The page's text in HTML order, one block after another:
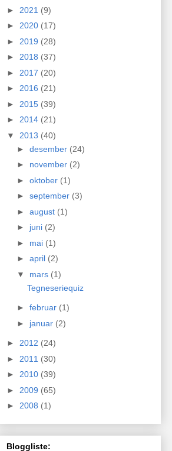
► 2021 (9)
► 2020 (17)
► 2019 (28)
► 2018 (37)
► 2017 (20)
► 2016 (21)
► 2015 (39)
► 2014 (21)
▼ 2013 (40)
► desember (24)
► november (2)
► oktober (1)
► september (3)
► august (1)
► juni (2)
► mai (1)
► april (2)
▼ mars (1)
Tegneseriequiz
► februar (1)
► januar (2)
► 2012 (24)
► 2011 (30)
► 2010 (39)
► 2009 (65)
► 2008 (1)
Bloggliste: